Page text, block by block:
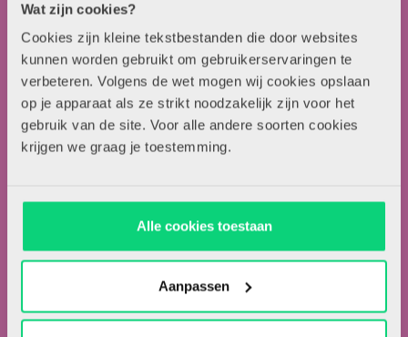
Wat zijn cookies?
Cookies zijn kleine tekstbestanden die door websites
kunnen worden gebruikt om gebruikerservaringen te
verbeteren. Volgens de wet mogen wij cookies opslaan
op je apparaat als ze strikt noodzakelijk zijn voor het
gebruik van de site. Voor alle andere soorten cookies
krijgen we graag je toestemming.
Alle cookies toestaan
Aanpassen
Ik ga akkoord met de privacyvoorwaarden. *
Artikel insturen
Adverteren in HJK
Contact